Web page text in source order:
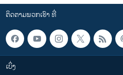
ຕິດຕາມພວກເຮົາ ທີ່
ເບິ່ງ